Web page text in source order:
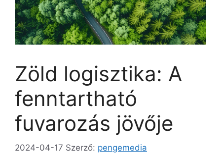
Zöld logisztika: A
fenntartható
fuvarozás jövője
2024-04-17 Szerző: pengemedia